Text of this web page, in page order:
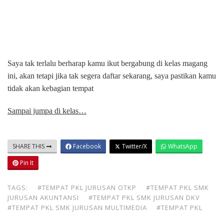
Saya tak terlalu berharap kamu ikut bergabung di kelas magang
ini, akan tetapi jika tak segera daftar sekarang, saya pastikan kamu
tidak akan kebagian tempat
Sampai jumpa di kelas…
SHARE THIS Facebook Twitter/X
WhatsApp
Pin It
TAGS: #TEMPAT PKL JURUSAN OTKP
#TEMPAT PKL SMK
JURUSAN AKUNTANSI
#TEMPAT PKL SMK JURUSAN DKV
#TEMPAT PKL SMK JURUSAN MULTIMEDIA
#TEMPAT PKL